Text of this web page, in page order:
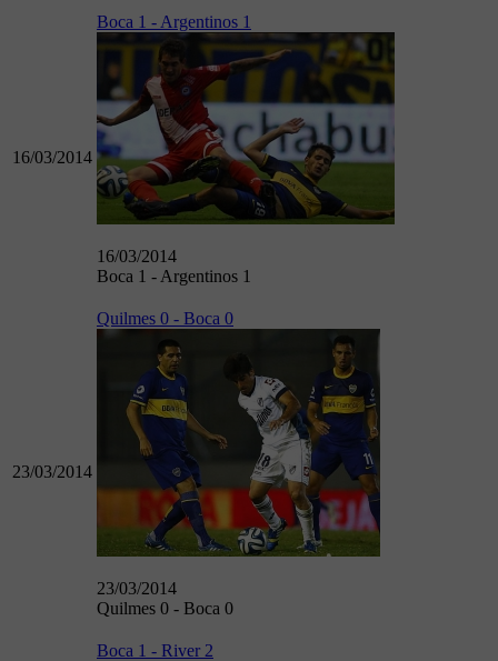
16/03/2014
Boca 1 - Argentinos 1
16/03/2014
Boca 1 - Argentinos 1
23/03/2014
Quilmes 0 - Boca 0
23/03/2014
Quilmes 0 - Boca 0
Boca 1 - River 2